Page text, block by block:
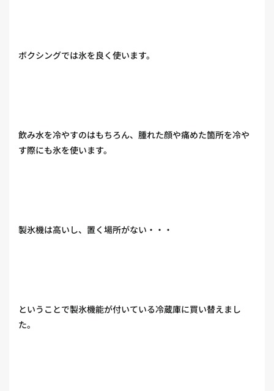
ボクシングでは氷を良く使います。
飲み水を冷やすのはもちろん、腫れた顔や痛めた箇所を冷や
す際にも氷を使います。
製氷機は高いし、置く場所がない・・・
ということで製氷機能が付いている冷蔵庫に買い替えまし
た。